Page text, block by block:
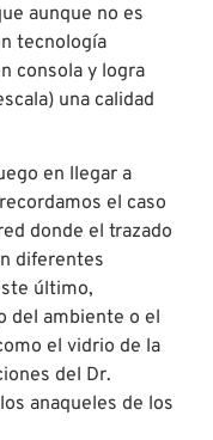
aunque no es
tecnología
consola y logra
una calidad
en llegar a
el caso
donde el trazado
diferentes
último,
del ambiente o el
el vidrio de la
del Dr.
anaqueles de los